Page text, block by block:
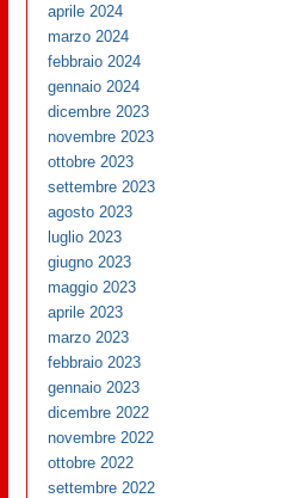
aprile 2024
marzo 2024
febbraio 2024
gennaio 2024
dicembre 2023
novembre 2023
ottobre 2023
settembre 2023
agosto 2023
luglio 2023
giugno 2023
maggio 2023
aprile 2023
marzo 2023
febbraio 2023
gennaio 2023
dicembre 2022
novembre 2022
ottobre 2022
settembre 2022